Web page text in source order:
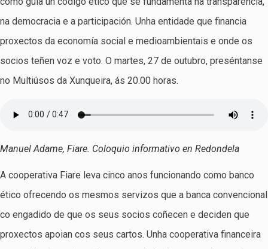
na democracia e a participación. Unha entidade que financia
proxectos da economía social e medioambientais e onde os
socios teñen voz e voto. O martes, 27 de outubro, preséntanse
no Multiúsos da Xunqueira, ás 20.00 horas.
Manuel Adame, Fiare. Coloquio informativo en Redondela
A cooperativa Fiare leva cinco anos funcionando como banco
ético ofrecendo os mesmos servizos que a banca convencional
co engadido de que os seus socios coñecen e deciden que
proxectos apoian cos seus cartos. Unha cooperativa financeira